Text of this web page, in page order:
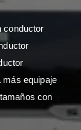
conductor
más equipaje
con